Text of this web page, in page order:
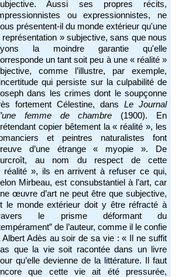
Aussi ses propres récits,
ou expressionnistes, ne
présentent-il du monde extérieur qu'une
représentation » subjective, sans que nous
la moindre garantie qu'elle
un tant soit peu à une « réalité »
comme l’illustre, par exemple,
qui persiste sur la culpabilité de
dans les crimes dont le soupçonne
fortement Célestine, dans Le Journal
femme de chambre (1900). En
copier bêtement la « réalité », les
et peintres naturalistes font
d’une étrange « myopie ». De
au nom du respect de cette
réalité », ils en arrivent à refuser ce qui,
Mirbeau, est consubstantiel à l’art, car
œuvre d’art ne peut être que subjective,
le monde extérieur doit y être réfracté à
le prisme déformant du
de l’auteur, comme il le confie
Albert Adès au soir de sa vie : « Il ne suffit
que la vie soit racontée dans un livre
qu’elle devienne de la littérature. Il faut
que cette vie ait été pressurée,